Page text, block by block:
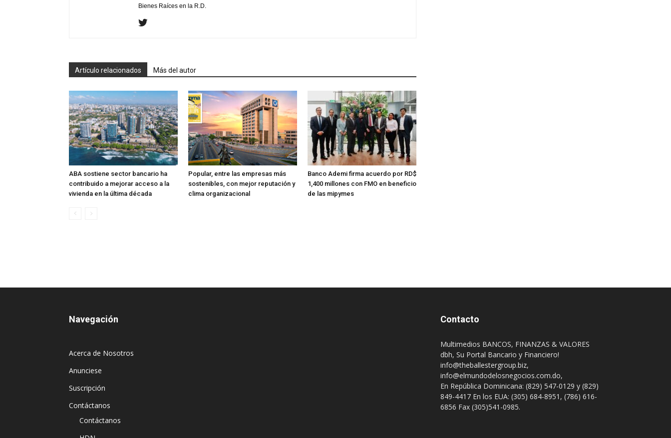
Bienes Raíces en la R.D.
Artículo relacionados Más del autor
ABA sostiene sector bancario ha
contribuido a mejorar acceso a la
vivienda en la última década
Popular, entre las empresas más
sostenibles, con mejor reputación y
clima organizacional
Banco Ademi firma acuerdo por RD$
1,400 millones con FMO en beneficio
de las mipymes
Navegación
Acerca de Nosotros
Anunciese
Suscripción
Contáctanos
Contáctanos
Contacto
Multimedios BANCOS, FINANZAS & VALORES
dbh, Su Portal Bancario y Financiero!
info@theballestergroup.biz,
info@elmundodelosnegocios.com.do,
En República Dominicana: (829) 547-0129 y (829)
849-4417 En los EUA: (305) 684-8951, (786) 616-
6856 Fax (305)541-0985.